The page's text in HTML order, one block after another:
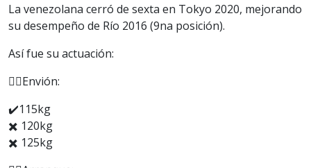
La venezolana cerró de sexta en Tokyo 2020, mejorando
su desempeño de Río 2016 (9na posición).
Así fue su actuación:
🏋️‍♀️Envión:
✔️115kg
✖️ 120kg
✖️ 125kg